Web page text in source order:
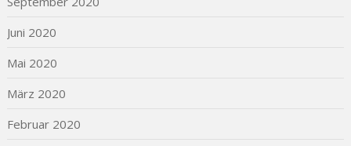
Juni 2020
Mai 2020
März 2020
Februar 2020